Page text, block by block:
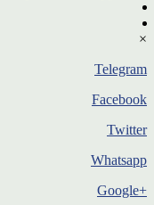
×
Telegram
Facebook
Twitter
Whatsapp
+Google